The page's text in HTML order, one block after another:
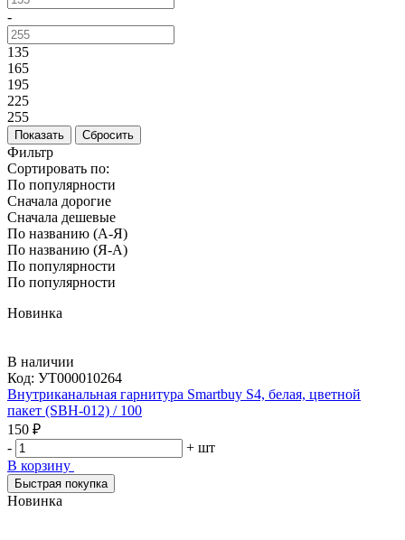
-
135
165
195
225
255
Фильтр
Сортировать по:
По популярности
Сначала дорогие
Сначала дешевые
По названию (А-Я)
По названию (Я-А)
По популярности
По популярности
Новинка
В наличии
Код: УТ000010264
Внутриканальная гарнитура Smartbuy S4, белая, цветной
пакет (SBH-012) / 100
150 ₽
-
+ шт
В корзину
Быстрая покупка
Новинка